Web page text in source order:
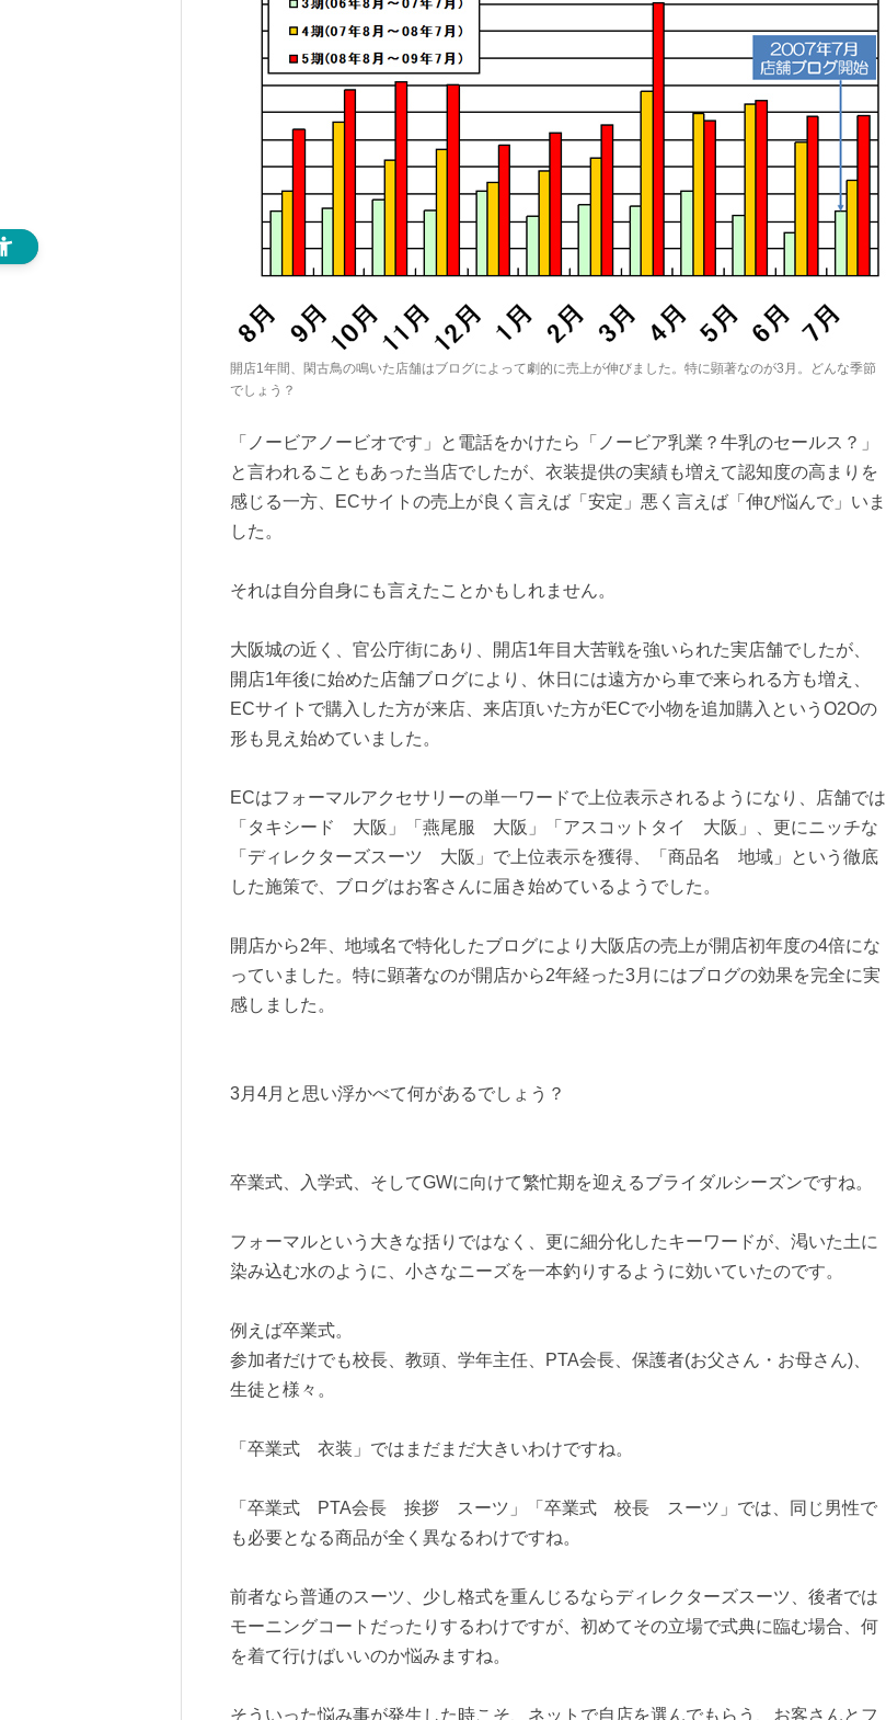
開店1年間、閑古鳥の鳴いた店舗はブログによって劇的に売上が伸びました。特に顕著なのが3月。どんな季節
でしょう？
「ノービアノービオです」と電話をかけたら「ノービア乳業？牛乳のセールス？」
と言われることもあった当店でしたが、衣装提供の実績も増えて認知度の高まりを
感じる一方、ECサイトの売上が良く言えば「安定」悪く言えば「伸び悩んで」いま
した。
それは自分自身にも言えたことかもしれません。
大阪城の近く、官公庁街にあり、開店1年目大苦戦を強いられた実店舗でしたが、
開店1年後に始めた店舗ブログにより、休日には遠方から車で来られる方も増え、
ECサイトで購入した方が来店、来店頂いた方がECで小物を追加購入というO2Oの
形も見え始めていました。
ECはフォーマルアクセサリーの単一ワードで上位表示されるようになり、店舗では
「タキシード 大阪」「燕尾服 大阪」「アスコットタイ 大阪」、更にニッチな
「ディレクターズスーツ 大阪」で上位表示を獲得、「商品名 地域」という徹底
した施策で、ブログはお客さんに届き始めているようでした。
開店から2年、地域名で特化したブログにより大阪店の売上が開店初年度の4倍にな
っていました。特に顕著なのが開店から2年経った3月にはブログの効果を完全に実
感しました。
3月4月と思い浮かべて何があるでしょう？
卒業式、入学式、そしてGWに向けて繁忙期を迎えるブライダルシーズンですね。
フォーマルという大きな括りではなく、更に細分化したキーワードが、渇いた土に
染み込む水のように、小さなニーズを一本釣りするように効いていたのです。
例えば卒業式。
参加者だけでも校長、教頭、学年主任、PTA会長、保護者(お父さん・お母さん)、
生徒と様々。
「卒業式 衣装」ではまだまだ大きいわけですね。
「卒業式 PTA会長 挨拶 スーツ」「卒業式 校長 スーツ」では、同じ男性で
も必要となる商品が全く異なるわけですね。
前者なら普通のスーツ、少し格式を重んじるならディレクターズスーツ、後者では
モーニングコートだったりするわけですが、初めてその立場で式典に臨む場合、何
を着て行けばいいのか悩みますね。
そういった悩み事が発生した時こそ、ネットで自店を選んでもらう、お客さんとフ